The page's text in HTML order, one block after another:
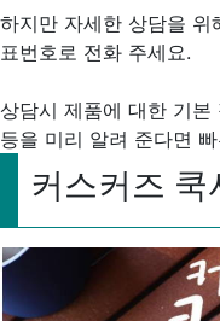
하지만 자세한 상담을 위
표번호로 전화 주세요.
상담시 제품에 대한 기
등을 미리 알려 준다면
커스커즈